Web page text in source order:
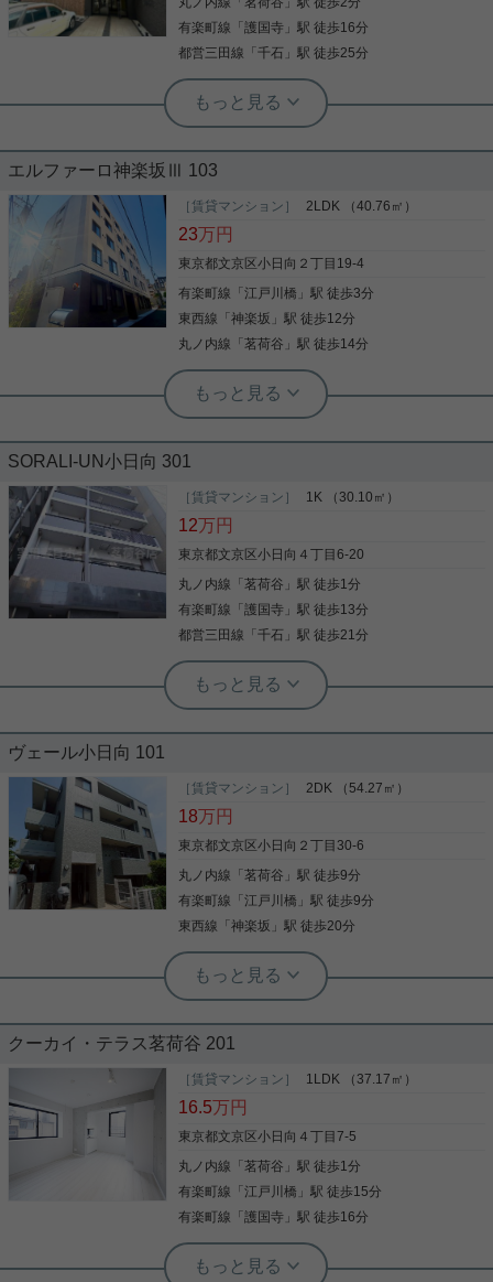
はお気軽にお問い合わせください！
写真(9)
望などございましたら、お気軽に当社へお問い合わ
せ下さい。
写真(9)
詳細を見る
有楽町線 「護国寺 」駅 徒歩16分
都営三田線 「千石 」駅 徒歩25分
実用春日ホーム 茗荷谷駅前センター 藤江大介
弊店まで、徒歩２０歩。２４時間スー
どがあります！！ 入居後も安心の立地
で、何かあっても弊店にご相談頂けれ
ばオーナー様にお伝えできます。
す店舗から、物件の魅力と周辺環境のご説明をさせ
ていただきます。 まずは何と言っても、駅までの徒
歩距離です。 この上ない近さなのではないでしょう
か。 その距離、、、、徒歩４８歩！！！！！！ ○分
数にして４８！！ そうです！あの人気アイドルグル
ープと同じ４８！ これは何かの運命。ちなみに賃料
は３６。。。 惜しい！！ あと１０万高ければ、、、
っと、そんな理由で１０万もあげられては困ります
ね。 おふざけはここまで・・・ 本物件、本当にお勧
めです。 築年数は多少経っておりますが、管理がし
っかりしておりますため生れ変って綺麗なマンショ
建物専用のゴミ捨て場もあり、室内リフォーム済み
がとても良いんです。 ５５㎡？っと見逃すこと無か
れ！！ 通常の55㎡よりかなり広く感じます。 恐ら
より広く感じるのだと思います。 百聞は一見に如か
ず。 ぜひ、ご内見ください！！
写真(9)
エルファーロ神楽坂Ⅲ 103
［賃貸マンション］ 2LDK （40.76㎡）
23万円
東京都文京区小日向２丁目19-4
有楽町線 「江戸川橋 」駅 徒歩3分
東西線 「神楽坂 」駅 徒歩12分
丸ノ内線 「茗荷谷 」駅 徒歩14分
後楽園店（実用後楽園ホーム株式会社） 志熊威望
☆ペット可☆新築2LDK☆敷金・礼金
ゼロ！
ファミリーマート文京音羽一丁目店まで徒歩2分と
近場にコンビニがあるのもポイント。新築マンショ
ンです。令和8年築の物件です。宅配ボックス付き
は洗面所独立・浴室乾燥機などが揃っており、とて
も充実しています。駅から徒歩3分というアクセス
良好な駅近物件はいかがですか。こだわりのある住
まいを探している方、当社にお任せしませんか？豊
富な賃貸情報と地域情報をご提供しておりますの
で、ご安心していただけます。ご要望やご不明な点
など、お気軽にご連絡下さい。
実用春日ホーム 富坂サテライト 金子瑠茄
江戸川橋徒歩3分！初期費用お得物件☆
新築物件のため、設備も新品☆ 最新の物が使える利
点！ ３駅３路線が徒歩圏内☆ 神楽坂駅が使えるので
方はお気軽にご連絡ください。 お問い合わせお待ち
しております。
写真(9)
SORALI-UN小日向 301
［賃貸マンション］ 1K （30.10㎡）
12万円
東京都文京区小日向４丁目6-20
丸ノ内線 「茗荷谷 」駅 徒歩1分
有楽町線 「護国寺 」駅 徒歩13分
都営三田線 「千石 」駅 徒歩21分
実用春日ホーム 茗荷谷店 堀田枝里
茗荷谷駅徒歩1分☆角部屋、1Kのお部
コンロや浴室乾燥機、 追焚機能や独立洗面台と室内
設備充実！！ オートロックもあり！ 玄関ドアはダブ
ルロック、ディンプルキーで、 セキュリティ面も安
心な物件です！ お気軽にお問い合わせくださいま
日ホーム株式会社 茗荷谷店 TEL：03-6902-5021
写真(9)
詳細を見る
ヴェール小日向 101
［賃貸マンション］ 2DK （54.27㎡）
18万円
東京都文京区小日向２丁目30-6
丸ノ内線 「茗荷谷 」駅 徒歩9分
有楽町線 「江戸川橋 」駅 徒歩9分
東西線 「神楽坂 」駅 徒歩20分
実用春日ホーム 茗荷谷店 堀田枝里
閑静な住宅街☆50㎡以上の2DK！
介です☆ 全ての部屋が独立した振分タイプの間取
り！ 生活のメリハリをつけられるという、 メリット
がございます！ 物件エントランスにはオートロック
もあり、 お部屋にはモニター付きインターホン！ セ
気軽にお問い合わせくださいませ！ ★お電話でのご
相談もお気軽にどうぞ★ 実用春日ホーム株式会社
茗荷谷店 TEL：03-6902-5021
詳細を見る
クーカイ・テラス茗荷谷 201
［賃貸マンション］ 1LDK （37.17㎡）
16.5万円
東京都文京区小日向４丁目7-5
丸ノ内線 「茗荷谷 」駅 徒歩1分
有楽町線 「江戸川橋 」駅 徒歩15分
有楽町線 「護国寺 」駅 徒歩16分